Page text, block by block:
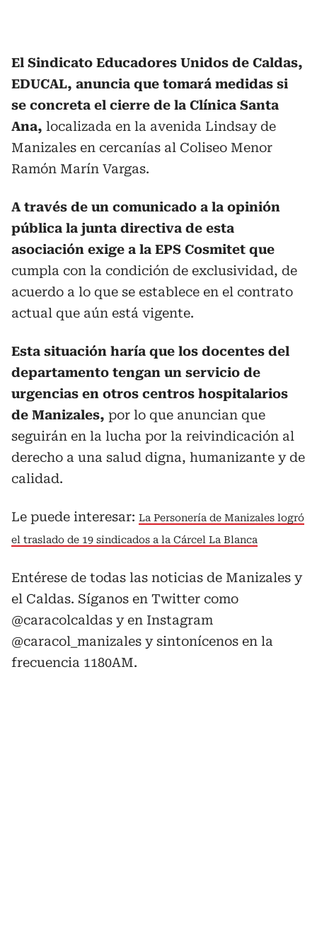
El Sindicato Educadores Unidos de Caldas,
EDUCAL, anuncia que tomará medidas si
se concreta el cierre de la Clínica Santa
Ana, localizada en la avenida Lindsay de
Manizales en cercanías al Coliseo Menor
Ramón Marín Vargas.
A través de un comunicado a la opinión
pública la junta directiva de esta
asociación exige a la EPS Cosmitet que
cumpla con la condición de exclusividad, de
acuerdo a lo que se establece en el contrato
actual que aún está vigente.
Esta situación haría que los docentes del
departamento tengan un servicio de
urgencias en otros centros hospitalarios
de Manizales, por lo que anuncian que
seguirán en la lucha por la reivindicación al
derecho a una salud digna, humanizante y de
calidad.
Le puede interesar: La Personería de Manizales logró
el traslado de 19 sindicados a la Cárcel La Blanca
Entérese de todas las noticias de Manizales y
el Caldas. Síganos en Twitter como
@caracolcaldas y en Instagram
@caracol_manizales y sintonícenos en la
frecuencia 1180AM.